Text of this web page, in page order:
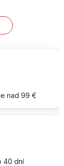
nad 99 €
40 dní